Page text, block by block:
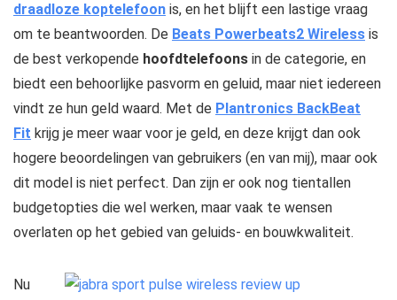
draadloze koptelefoon is, en het blijft een lastige vraag
om te beantwoorden. De Beats Powerbeats2 Wireless is
de best verkopende hoofdtelefoons in de categorie, en
biedt een behoorlijke pasvorm en geluid, maar niet iedereen
vindt ze hun geld waard. Met de Plantronics BackBeat
Fit krijg je meer waar voor je geld, en deze krijgt dan ook
hogere beoordelingen van gebruikers (en van mij), maar ook
dit model is niet perfect. Dan zijn er ook nog tientallen
budgetopties die wel werken, maar vaak te wensen
overlaten op het gebied van geluids- en bouwkwaliteit.
Nu